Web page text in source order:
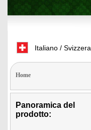
Italiano / Svizzera
Home
Panoramica del
prodotto: